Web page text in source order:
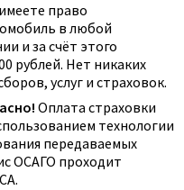
право
в любой
и за счёт этого
рублей. Нет никаких
услуг и страховок.
Оплата страховки
технологии
передаваемых
ОСАГО проходит